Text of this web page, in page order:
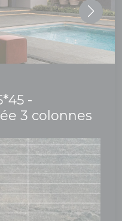
-
3 colonnes